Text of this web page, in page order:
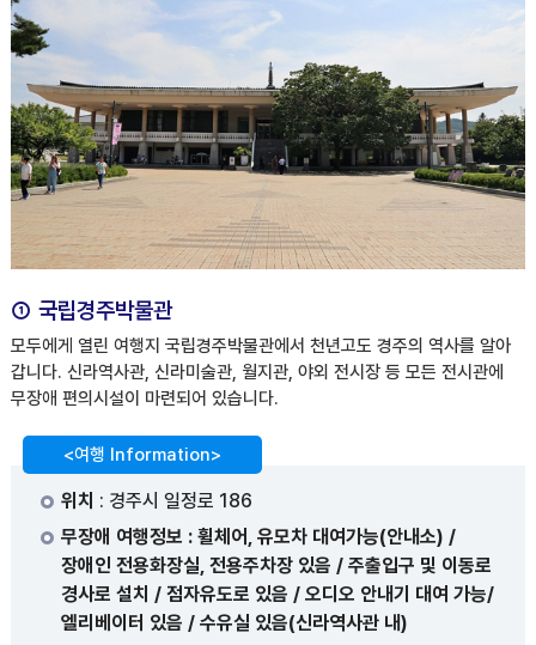
① 국립경주박물관
모두에게 열린 여행지 국립경주박물관에서 천년고도 경주의 역사를 알아
갑니다. 신라역사관, 신라미술관, 월지관, 야외 전시장 등 모든 전시관에
무장애 편의시설이 마련되어 있습니다.
<여행 Information>
위치 : 경주시 일정로 186
무장애 여행정보 : 휠체어, 유모차 대여가능(안내소) /
장애인 전용화장실, 전용주차장 있음 / 주출입구 및 이동로
경사로 설치 / 점자유도로 있음 / 오디오 안내기 대여 가능/
엘리베이터 있음 / 수유실 있음(신라역사관 내)